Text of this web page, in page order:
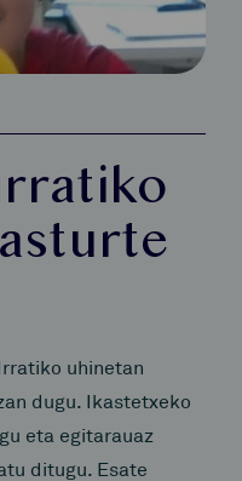
uhinetan
dugu. Ikastetxeko
eta egitarauaz
ditugu. Esate